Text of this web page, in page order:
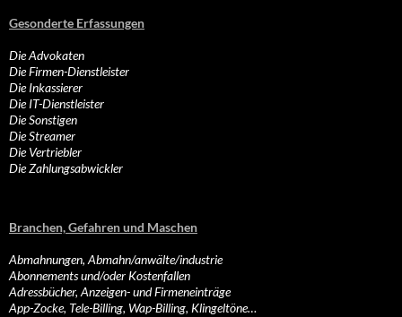
Gesonderte Erfassungen
Die Advokaten
Die Firmen-Dienstleister
Die Inkassierer
Die IT-Dienstleister
Die Sonstigen
Die Streamer
Die Vertriebler
Die Zahlungsabwickler
Branchen, Gefahren und Maschen
Abmahnungen, Abmahn/anwälte/industrie
Abonnements und/oder Kostenfallen
Adressbücher, Anzeigen- und Firmeneinträge
App-Zocke, Tele-Billing, Wap-Billing, Klingeltöne…